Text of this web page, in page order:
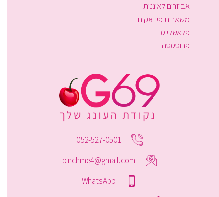
אביזרים לאוננות
משאבות פין ואקום
פלאשלייט
פרוסטטה
052-527-0501
pinchme4@gmail.com
WhatsApp